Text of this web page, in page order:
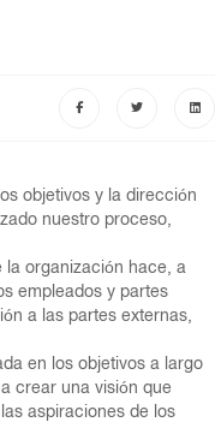
objetivos y la dirección
nuestro proceso,
la organización hace, a
empleados y partes
a las partes externas,
en los objetivos a largo
crear una visión que
aspiraciones de los